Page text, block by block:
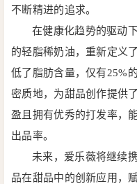
不断精进的追求。
在健康化趋势的驱动
的轻脂稀奶油，重新定义
低了脂肪含量，仅有25%
密质地，为甜品创作提供
盈且拥有优秀的打发率，
出品率。
未来，爱乐薇将继续
品在甜品中的创新应用，